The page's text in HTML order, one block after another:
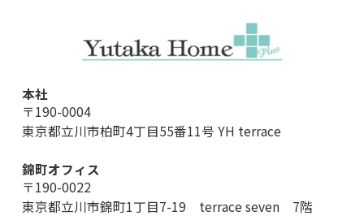
本社
〒190-0004
東京都立川市柏町4丁目55番11号 YH terrace
錦町オフィス
〒190-0022
東京都立川市錦町1丁目7-19 terrace seven 7階